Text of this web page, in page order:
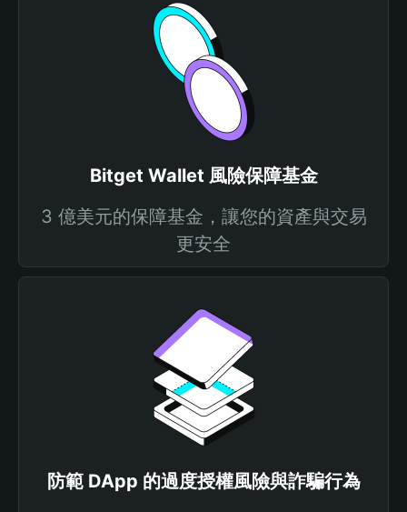
Bitget Wallet 風險保障基金
3 億美元的保障基金，讓您的資產與交易
更安全
防範 DApp 的過度授權風險與詐騙行為